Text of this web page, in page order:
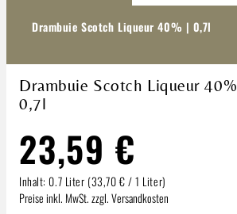
Drambuie Scotch Liqueur 40% | 0,7l
Drambuie Scotch Liqueur 40% |
0,7l
23,59 €
Inhalt: 0.7 Liter (33,70 € / 1 Liter)
Preise inkl. MwSt. zzgl. Versandkosten